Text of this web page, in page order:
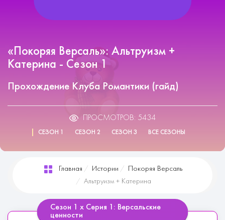
«Покоряя Версаль»: Альтруизм +
Катерина - Сезон 1
Прохождение Клуба Романтики (гайд)
ПРОСМОТРОВ: 5434
СЕЗОН 1 СЕЗОН 2 СЕЗОН 3 ВСЕ СЕЗОНЫ
Главная Истории
Покоряя Версаль
Альтруизм + Катерина
Сезон 1 х Серия 1: Версальские
ценности